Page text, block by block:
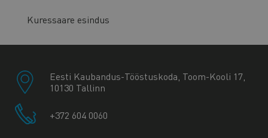
Kuressaare esindus
Eesti Kaubandus-Tööstuskoda, Toom-Kooli 17,
10130 Tallinn
+372 604 0060